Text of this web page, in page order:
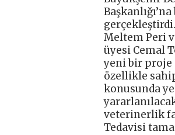
Meltem Peri
üyesi Cemal
yeni bir proje
özellikle
konusunda
veterinerlik
Tedavisi